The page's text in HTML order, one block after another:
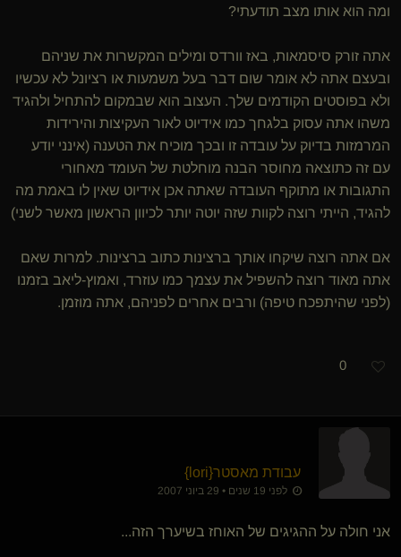
ומה הוא אותו מצב תודעתי?
אתה זורק סיסמאות, באז וורדס ומילים המקשרות את שניהם
ובעצם אתה לא אומר שום דבר בעל משמעות או רציונל לא עכשיו
ולא בפוסטים הקודמים שלך. העצוב הוא שבמקום להתחיל ולהגיד
משהו אתה עסוק בלגחך כמו אידיוט לאור העקיצות והירידות
המרמזות בדיוק על עובדה זו ובכך מוכיח את הטענה (אינני יודע
עם זה כתוצאה מחוסר הבנה מוחלטת של העומד מאחורי
התגובות או מתוקף העובדה שאתה אכן אידיוט שאין לו באמת מה
להגיד, הייתי רוצה לקוות שזה יוטה יותר לכיוון הראשון מאשר לשני)
אם אתה רוצה שיקחו אותך ברצינות כתוב ברצינות. למרות שאם
אתה מאוד רוצה להשפיל את עצמך כמו עוזרד, ואמוץ-ליאב בזמנו
(לפני שהיתפכח טיפה) ורבים אחרים לפניהם, אתה מוזמן.
0
עבודת מאסטר​{
lori
}
לפני 19 שנים • 29 ביוני 2007
אני חולה על ההגיגים של האוחז בשיערך הזה...